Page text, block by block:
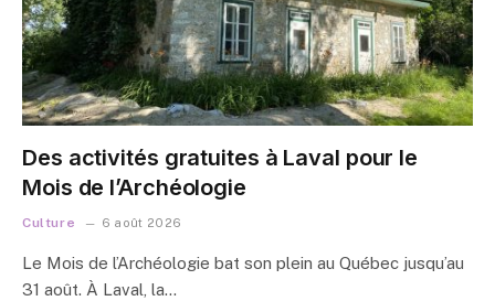
Des activités gratuites à Laval pour le
Mois de l’Archéologie
Culture 6 août 2026
Le Mois de l’Archéologie bat son plein au Québec jusqu’au
31 août. À Laval, la…